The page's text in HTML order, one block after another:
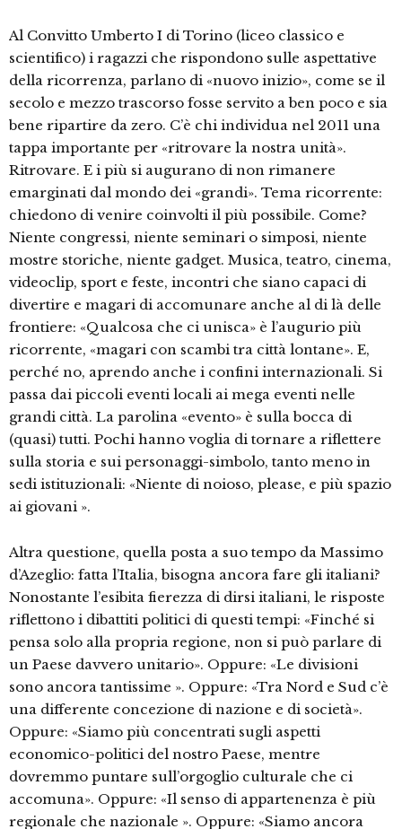
Al Convitto Umberto I di Torino (li­ceo classico e
scientifico) i ragazzi che rispondono sulle aspettative
della ricor­renza, parlano di «nuovo inizio», come se il
secolo e mezzo trascorso fosse ser­vito a ben poco e sia
bene ripartire da zero. C’è chi individua nel 2011 una
tap­pa importante per «ritrovare la nostra unità».
Ritrovare. E i più si augurano di non rimanere
emarginati dal mondo dei «grandi». Tema ricorrente:
chiedo­no di venire coinvolti il più possibile. Come?
Niente congressi, niente semi­nari o simposi, niente
mostre storiche, niente gadget. Musica, teatro, cinema,
videoclip, sport e feste, incontri che sia­no capaci di
divertire e magari di acco­munare anche al di là delle
frontiere: «Qualcosa che ci unisca» è l’augurio più
ricorrente, «magari con scambi tra città lontane». E,
perché no, aprendo anche i confini internazionali. Si
passa dai piccoli eventi locali ai mega eventi nelle
grandi città. La parolina «evento» è sulla bocca di
(quasi) tutti. Pochi han­no voglia di tornare a riflettere
sulla storia e sui personaggi-simbolo, tanto meno in
sedi istituzionali: «Niente di noioso, please, e più spazio
ai giova­ni ».
Altra questione, quella posta a suo tempo da Massimo
d’Azeglio: fatta l’Ita­lia, bisogna ancora fare gli italiani?
No­nostante l’esibita fierezza di dirsi italia­ni, le risposte
riflettono i dibattiti politi­ci di questi tempi: «Finché si
pensa so­lo alla propria regione, non si può par­lare di
un Paese davvero unitario». Op­pure: «Le divisioni
sono ancora tantis­sime ». Oppure: «Tra Nord e Sud c’è
una differente concezione di nazione e di società».
Oppure: «Siamo più con­centrati sugli aspetti
economico-politi­ci del nostro Paese, mentre
dovremmo puntare sull’orgoglio culturale che ci
accomuna». Oppure: «Il senso di appar­tenenza è più
regionale che naziona­le ». Oppure: «Siamo ancora